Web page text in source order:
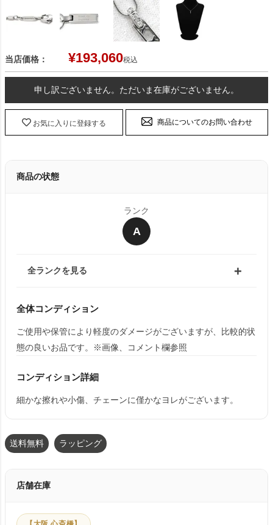
当店価格： ¥193,060税込
申し訳ございません。ただいま在庫がございません。
お気に入りに登録する 商品についてのお問い合わせ
商品の状態
ランク
A
全ランクを見る
全体コンディション
ご使用や保管により軽度のダメージがございますが、比較的状
態の良いお品です。※画像、コメント欄参照
コンディション詳細
細かな擦れや小傷、チェーンに僅かなヨレがございます。
送料無料 ラッピング
店舗在庫